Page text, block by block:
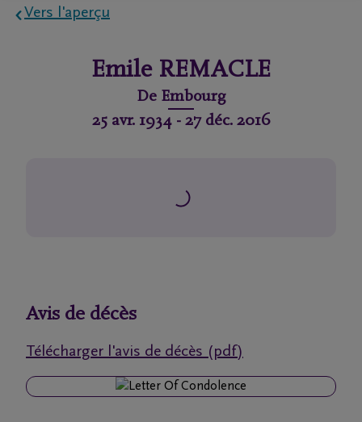
de
Vers l'aperçu
Emile REMACLE
De Embourg
25 avr. 1934- 27 déc. 2016
Avis de décès
Télécharger l'avis de décès (pdf)